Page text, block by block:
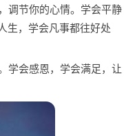
调节你的心情。学会平静
生，学会凡事都往好处
学会感恩，学会满足，让